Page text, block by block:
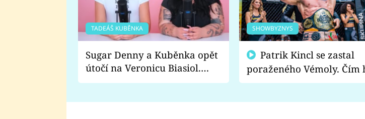
TADEÁŠ KUBĚNKA
Sugar Denny a Kuběnka opět
útočí na Veronicu Biasiol.
Proč je podle nich falešná a
SHOWBYZNYS
poraženého Vémoly. Čím
fanoušci naštvali?